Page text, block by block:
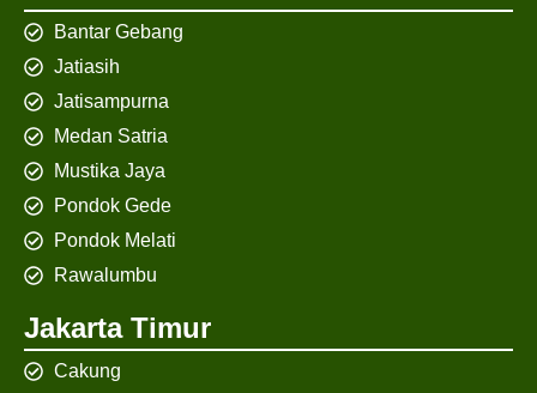
Bantar Gebang
Jatiasih
Jatisampurna
Medan Satria
Mustika Jaya
Pondok Gede
Pondok Melati
Rawalumbu
Jakarta Timur
Cakung